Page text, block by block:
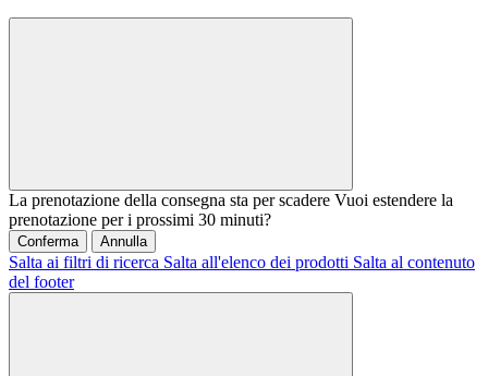
La prenotazione della consegna sta per scadere Vuoi estendere la
prenotazione per i prossimi 30 minuti?
Conferma Annulla
Salta ai filtri di ricerca Salta all'elenco dei prodotti Salta al contenuto
del footer